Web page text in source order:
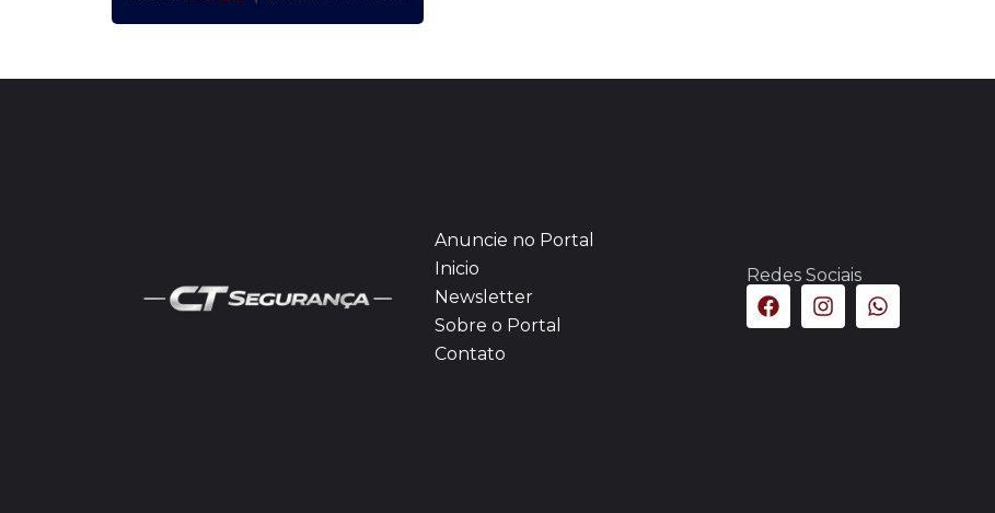
Anuncie no Portal
Inicio
Newsletter
Sobre o Portal
Contato
Redes Sociais